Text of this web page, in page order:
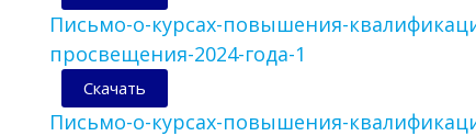
Письмо-о-курсах-повышения-
просвещения-2024-года-1
Скачать
Письмо-о-курсах-повышения-